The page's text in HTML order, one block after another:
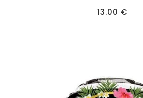
13.00 €